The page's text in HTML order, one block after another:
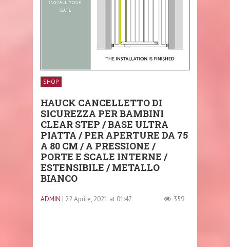
SHOP
HAUCK CANCELLETTO DI
SICUREZZA PER BAMBINI
CLEAR STEP / BASE ULTRA
PIATTA / PER APERTURE DA 75
A 80 CM / A PRESSIONE /
PORTE E SCALE INTERNE /
ESTENSIBILE / METALLO
BIANCO
ADMIN | 22 Aprile, 2021 at 01:47 359